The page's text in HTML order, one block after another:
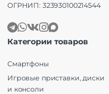
ОГРНИП: 323930100214544
Категории товаров
Смартфоны
Игровые приставки, диски
и консоли